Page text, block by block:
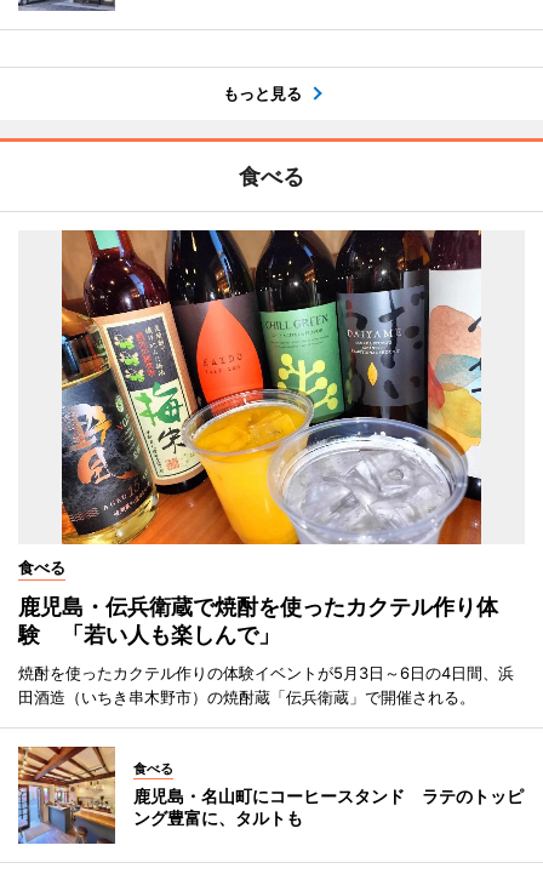
もっと見る
食べる
食べる
鹿児島・伝兵衛蔵で焼酎を使ったカクテル作り体
験 「若い人も楽しんで」
焼酎を使ったカクテル作りの体験イベントが5月3日～6日の4日間、浜
田酒造（いちき串木野市）の焼酎蔵「伝兵衛蔵」で開催される。
食べる
鹿児島・名山町にコーヒースタンド ラテのトッピ
ング豊富に、タルトも